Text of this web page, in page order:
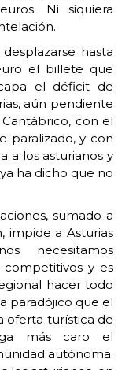
Ni siquiera
hasta
el billete que
el déficit de
aún pendiente
con el
paralizado, y con
a los asturianos y
ha dicho que no
sumado a
impide a Asturias
necesitamos
y es
hacer todo
paradójico que el
oferta turística de
más caro el
autónoma.